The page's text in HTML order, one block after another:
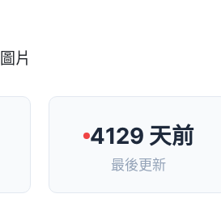
4129 天前
最後更新